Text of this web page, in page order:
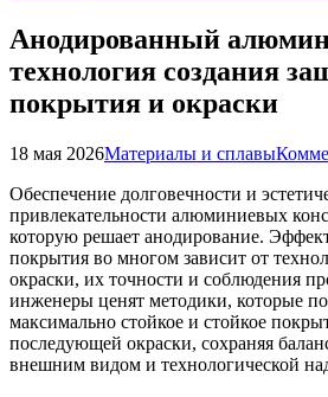
Анодированный
технология создания
покрытия и окраски
18 мая 2026Материалы и сплавы
Обеспечение долговечности и
привлекательности алюминиевых
которую решает анодирование.
покрытия во многом зависит от
окраски, их точности и соблюдения
инженеры ценят методики, которые
максимально стойкое и стойкое
последующей окраски, сохраняя
внешним видом и технологической